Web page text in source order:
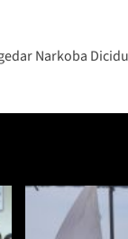
Narkoba